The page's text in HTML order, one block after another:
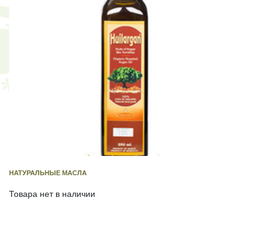
НАТУРАЛЬНЫЕ МАСЛА
Товара нет в наличии